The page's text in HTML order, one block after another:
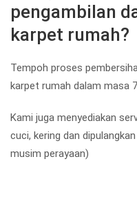
pengambilan
karpet rumah?
Tempoh proses
karpet rumah dalam masa
Kami juga menyediakan
cuci, kering dan
musim perayaan)